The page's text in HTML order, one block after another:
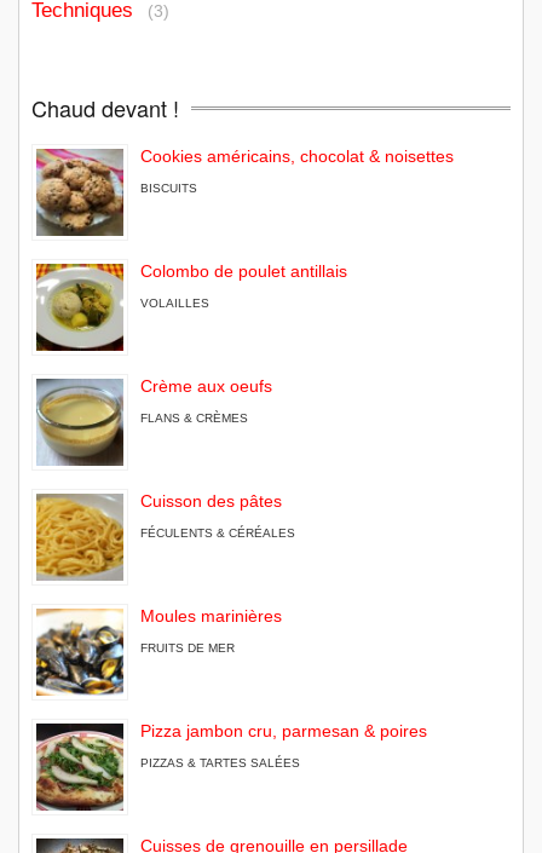
Techniques (3)
Chaud devant !
Cookies américains, chocolat & noisettes
BISCUITS
Colombo de poulet antillais
VOLAILLES
Crème aux oeufs
FLANS & CRÈMES
Cuisson des pâtes
FÉCULENTS & CÉRÉALES
Moules marinières
FRUITS DE MER
Pizza jambon cru, parmesan & poires
PIZZAS & TARTES SALÉES
Cuisses de grenouille en persillade